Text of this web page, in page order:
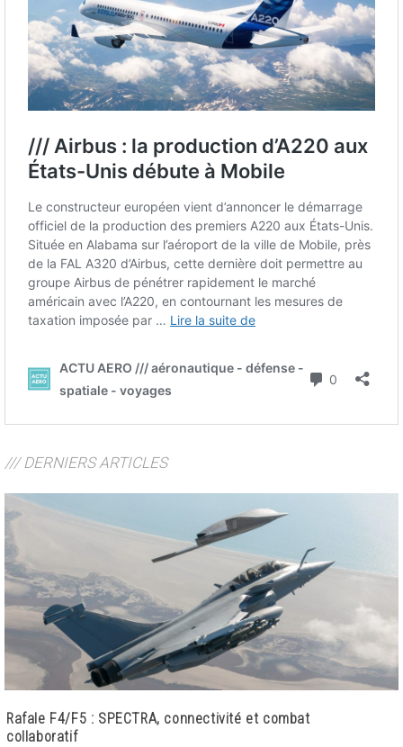
/// DERNIERS ARTICLES
Rafale F4/F5 : SPECTRA, connectivité et combat
collaboratif